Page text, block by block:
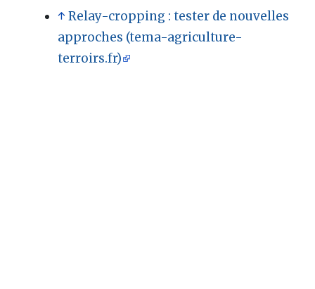
↑Relay-cropping : tester de nouvelles
approches (tema-agriculture-
terroirs.fr)